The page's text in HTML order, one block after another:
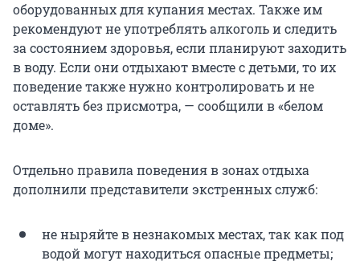
оборудованных для купания местах. Также им
рекомендуют не употреблять алкоголь и следить
за состоянием здоровья, если планируют заходить
в воду. Если они отдыхают вместе с детьми, то их
поведение также нужно контролировать и не
оставлять без присмотра, — сообщили в «белом
доме».
Отдельно правила поведения в зонах отдыха
дополнили представители экстренных служб:
не ныряйте в незнакомых местах, так как под
водой могут находиться опасные предметы;